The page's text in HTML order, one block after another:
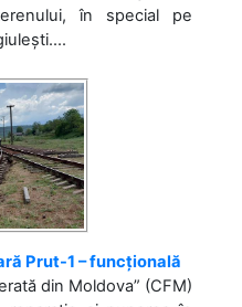
în special pe
Prut-1 – funcțională
din Moldova” (CFM)